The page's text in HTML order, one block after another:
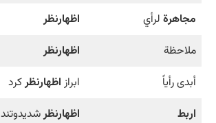
مجاهرةلرأي
اظهارنظر
ملاحظة
اظهارنظر
أبدى رأياً
ابراز اظهارنظر كرد
اربط
اظهارنظر شديدوتند